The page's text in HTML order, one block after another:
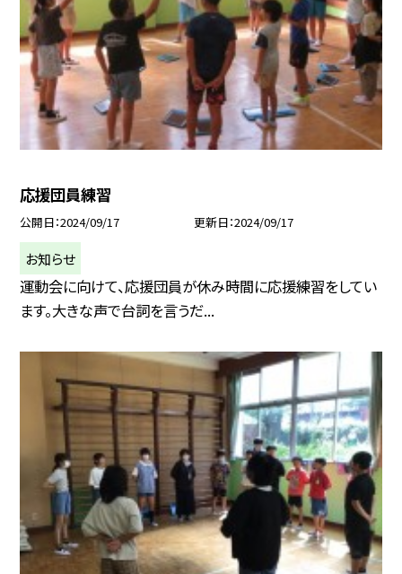
応援団員練習
公開日 2024/09/17 更新日 2024/09/17
お知らせ
運動会に向けて、応援団員が休み時間に応援練習をしてい
ます。大きな声で台詞を言うだ...